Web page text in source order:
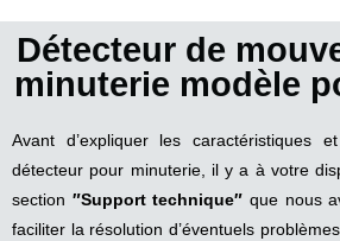
Détecteur de
minuterie modèle
Avant d’expliquer les caractéristiques
détecteur pour minuterie, il y a à votre
section ″Support technique″ que nous
faciliter la résolution d’éventuels